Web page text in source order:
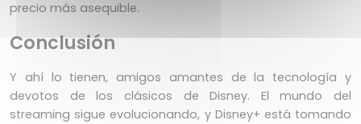
precio más asequible.
Conclusión
Y ahí lo tienen, amigos amantes de la tecnología y
devotos de los clásicos de Disney. El mundo del
streaming sigue evolucionando, y Disney+ está tomando